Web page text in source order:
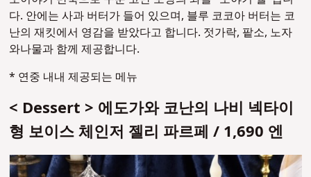
다. 안에는 사과 버터가 들어 있으며, 블루 코코아 버터는 코
난의 재킷에서 영감을 받았다고 합니다. 젓가락, 팥소, 노자
와나물과 함께 제공합니다.
* 연중 내내 제공되는 메뉴
< Dessert > 에도가와 코난의 나비 넥타이
형 보이스 체인저 젤리 파르페 / 1,690 엔